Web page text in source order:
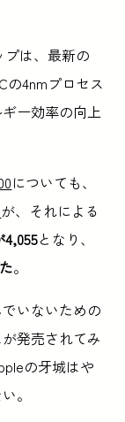
プは、最新の
の4nmプロセス
ー効率の向上
についても、
が、それによる
となり、
。
いないための
発売されてみ
の牙城はや
。